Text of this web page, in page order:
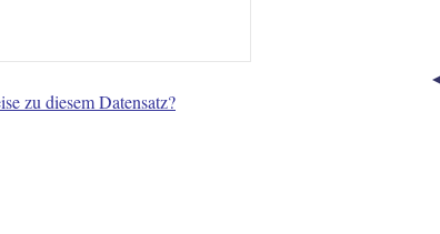
zu diesem Datensatz?